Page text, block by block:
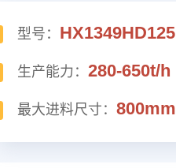
型号： HX1349HD125
生产能力：280-650t/h
最大进料尺寸：800mm